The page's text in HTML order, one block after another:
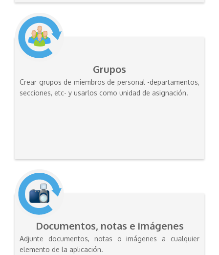
Grupos
Crear grupos de miembros de personal -departamentos,
secciones, etc- y usarlos como unidad de asignación.
Documentos, notas e imágenes
Adjunte documentos, notas o imágenes a cualquier
elemento de la aplicación.